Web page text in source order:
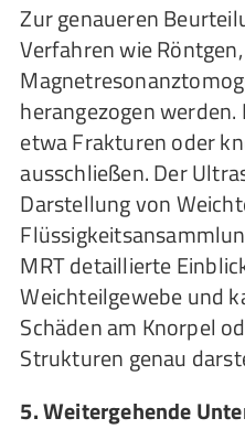
Zur genaueren
Verfahren wie
herangezogen
etwa Frakturen oder
ausschließen. Der
Darstellung von
MRT detaillierte
Weichteilgewebe und
Schäden am Knorpel
Strukturen genau
5. Weitergehende